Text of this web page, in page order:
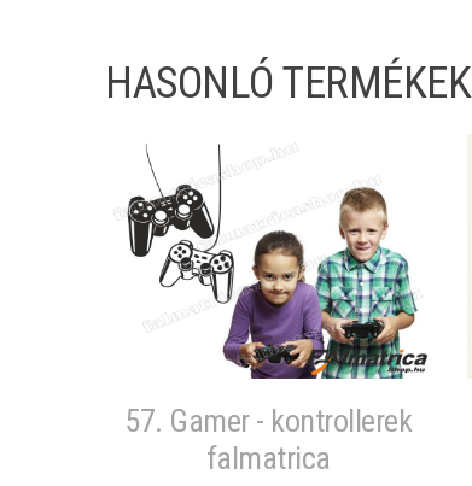
HASONLÓ TERMÉKEK
57. Gamer - kontrollerek
falmatrica